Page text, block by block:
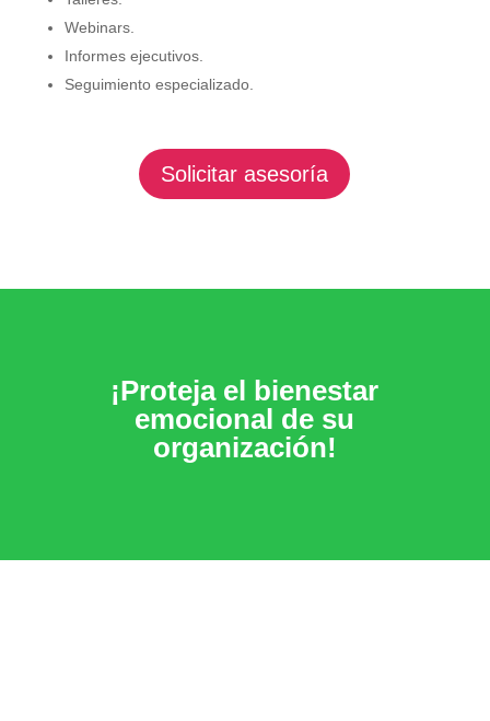
Webinars.
Informes ejecutivos.
Seguimiento especializado.
Solicitar asesoría
¡Proteja el bienestar
emocional de su
organización!